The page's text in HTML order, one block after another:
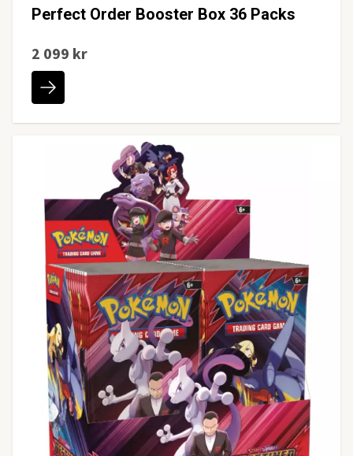
Perfect Order Booster Box 36 Packs
2 099 kr